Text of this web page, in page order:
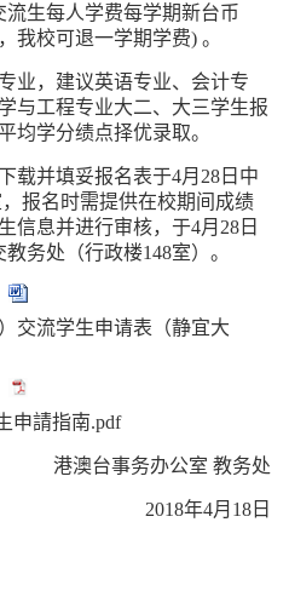
生每人学费每学期新台币
我校可退一学期学费) 。
业，建议英语专业、会计专
与工程专业大二、大三学生报
均学分绩点择优录取。
载并填妥报名表于4月 28 日中
报名时需提供在校期间成绩
信息并进行审核，于4月 28 日
务处（行政楼148室）。
交流学生申请表（静宜大
申請指南.pdf
务办公室 教务处
8年4月18 日